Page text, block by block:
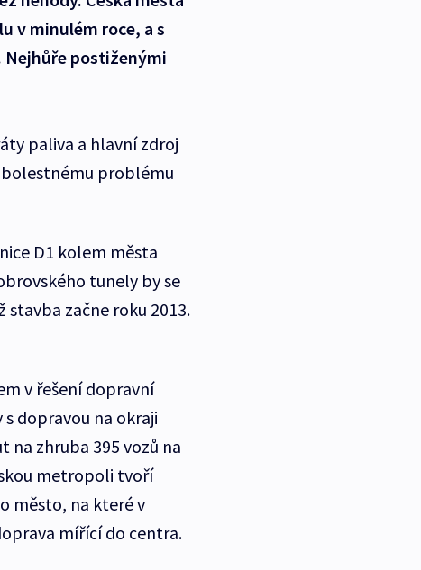
v minulém roce, a s
Nejhůře postiženými
paliva a hlavní zdroj
bolestnému problému
D1 kolem města
tunely by se
začne roku 2013.
v řešení dopravní
dopravou na okraji
na zhruba 395 vozů na
metropoli tvoří
město, na které v
mířící do centra.